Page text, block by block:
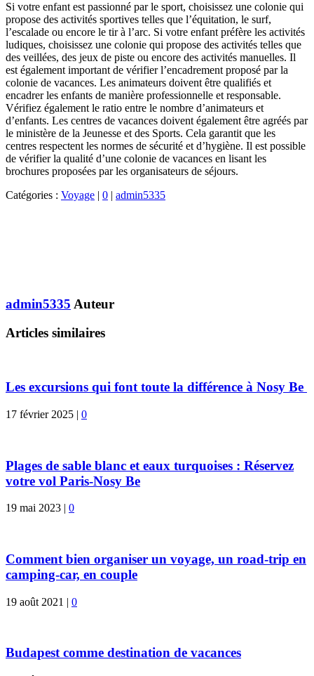
Si votre enfant est passionné par le sport, choisissez une colonie qui
propose des activités sportives telles que l’équitation, le surf,
l’escalade ou encore le tir à l’arc. Si votre enfant préfère les activités
ludiques, choisissez une colonie qui propose des activités telles que
des veillées, des jeux de piste ou encore des activités manuelles. Il
est également important de vérifier l’encadrement proposé par la
colonie de vacances. Les animateurs doivent être qualifiés et
encadrer les enfants de manière professionnelle et responsable.
Vérifiez également le ratio entre le nombre d’animateurs et
d’enfants. Les centres de vacances doivent également être agréés par
le ministère de la Jeunesse et des Sports. Cela garantit que les
centres respectent les normes de sécurité et d’hygiène. Il est possible
de vérifier la qualité d’une colonie de vacances en lisant les
brochures proposées par les organisateurs de séjours.
Catégories : Voyage | 0 | admin5335
admin5335 Auteur
Articles similaires
Les excursions qui font toute la différence à Nosy Be
17 février 2025 | 0
Plages de sable blanc et eaux turquoises : Réservez
votre vol Paris-Nosy Be
19 mai 2023 | 0
Comment bien organiser un voyage, un road-trip en
camping-car, en couple
19 août 2021 | 0
Budapest comme destination de vacances